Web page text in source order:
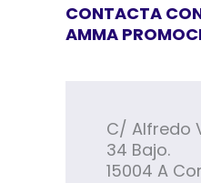
CONTACTA
AMMA
C/ Alfredo
34 Bajo.
15004 A